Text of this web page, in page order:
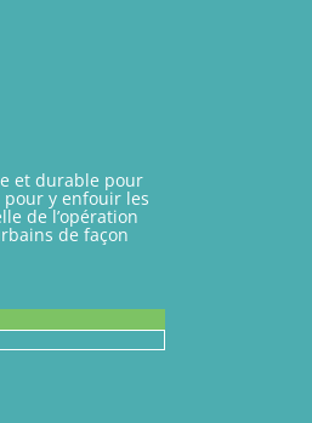
et durable pour
pour y enfouir les
de l’opération
de façon